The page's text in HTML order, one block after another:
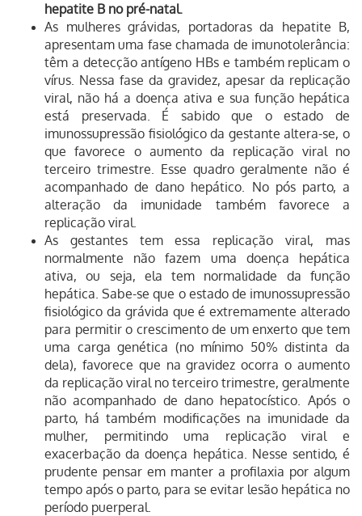
hepatite B no pré-natal.
As mulheres grávidas, portadoras da hepatite B,
apresentam uma fase chamada de imunotolerância:
têm a detecção antígeno HBs e também replicam o
vírus. Nessa fase da gravidez, apesar da replicação
viral, não há a doença ativa e sua função hepática
está preservada. É sabido que o estado de
imunossupressão fisiológico da gestante altera-se, o
que favorece o aumento da replicação viral no
terceiro trimestre. Esse quadro geralmente não é
acompanhado de dano hepático. No pós parto, a
alteração da imunidade também favorece a
replicação viral.
As gestantes tem essa replicação viral, mas
normalmente não fazem uma doença hepática
ativa, ou seja, ela tem normalidade da função
hepática. Sabe-se que o estado de imunossupressão
fisiológico da grávida que é extremamente alterado
para permitir o crescimento de um enxerto que tem
uma carga genética (no mínimo 50% distinta da
dela), favorece que na gravidez ocorra o aumento
da replicação viral no terceiro trimestre, geralmente
não acompanhado de dano hepatocístico. Após o
parto, há também modificações na imunidade da
mulher, permitindo uma replicação viral e
exacerbação da doença hepática. Nesse sentido, é
prudente pensar em manter a profilaxia por algum
tempo após o parto, para se evitar lesão hepática no
período puerperal.